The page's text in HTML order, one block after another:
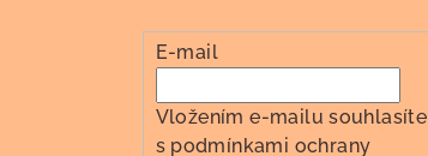
E-mail
Vložením e-mailu souhlasíte
s podmínkami ochrany